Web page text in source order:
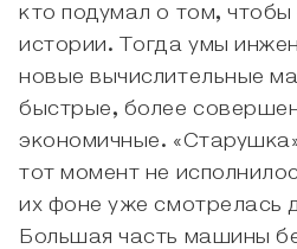
кто подумал о том, чтобы
истории. Тогда умы
новые вычислительные
быстрые, более
экономичные.
тот момент не
их фоне уже смотрелась
Большая часть машины